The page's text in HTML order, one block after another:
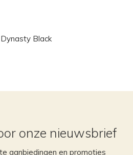
Black
onze nieuwsbrief
aanbiedingen en promoties